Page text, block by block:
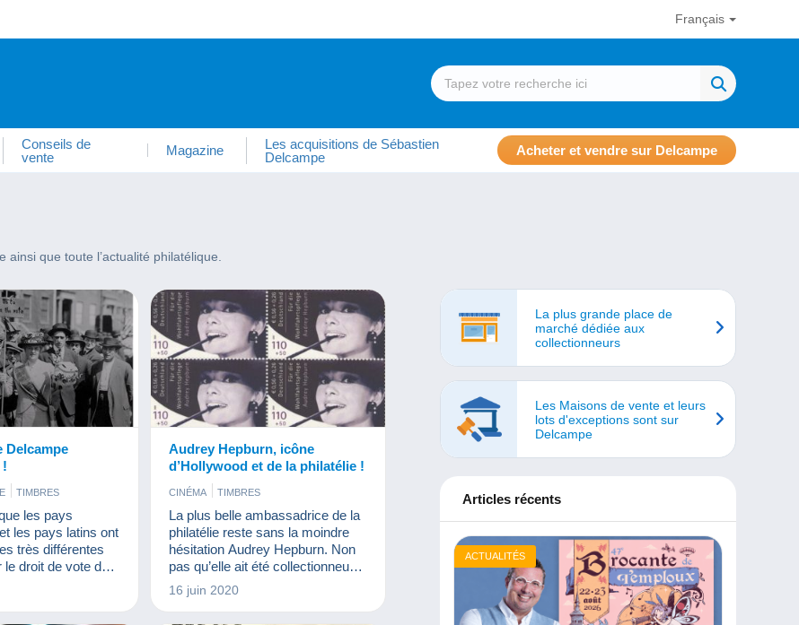
Français
Conseils de
vente
Magazine
Les acquisitions de Sébastien
Delcampe
Acheter et vendre sur Delcampe
que toute l’actualité philatélique.
Delcampe
!
TIMBRES
les pays
les pays latins ont
très différentes
le droit de vote des
cela et bien plus
dans votre
Audrey Hepburn, icône
d’Hollywood et de la philatélie !
CINÉMA TIMBRES
La plus belle ambassadrice de la
philatélie reste sans la moindre
hésitation Audrey Hepburn. Non
pas qu’elle ait été collectionneuse,
mais sa participation au film
Charade en 1963 en fait une
16 juin 2020
La plus grande place de
marché dédiée aux
collectionneurs
Les Maisons de vente et leurs
lots d'exceptions sont sur
Delcampe
Articles récents
ACTUALITÉS